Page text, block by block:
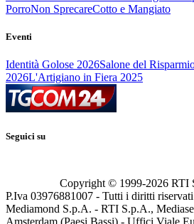
PorroNon SprecareCotto e Mangiato
Eventi
Identità Golose 2026Salone del
2026L'Artigiano in Fiera 2025
Seguici su
Copyright © 1999-2026 RTI
P.Iva 03976881007 - Tutti i diritti
Mediamond S.p.A. - RTI S.p.A.,